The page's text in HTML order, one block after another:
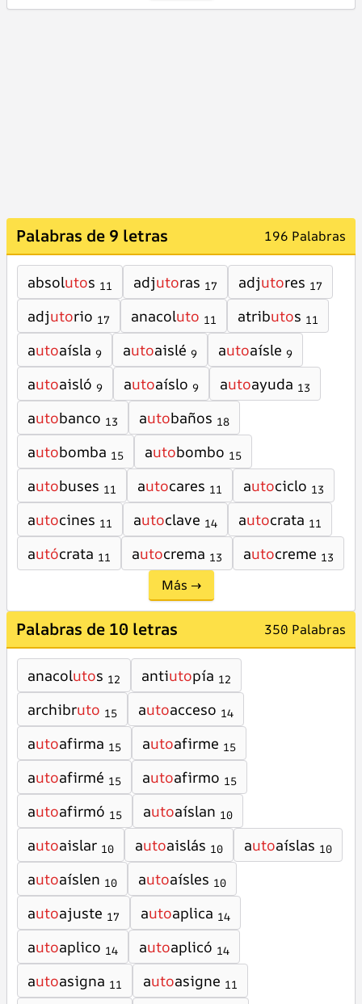
Palabras de 9 letras 196 Palabras
absolutos 11 adjutoras 17 adjutores 17
adjutorio 17 anacoluto 11 atributos 11
autoaísla 9 autoaislé 9 autoaísle 9
autoaisló 9 autoaíslo 9 autoayuda 13
autobanco 13 autobaños 18
autobomba 15 autobombo 15
autobuses 11 autocares 11 autociclo 13
autocines 11 autoclave 14 autocrata 11
autócrata 11 autocrema 13 autocreme 13
Más →
Palabras de 10 letras 350 Palabras
anacolutos 12 antiutopía 12
archibruto 15 autoacceso 14
autoafirma 15 autoafirme 15
autoafirmé 15 autoafirmo 15
autoafirmó 15 autoaíslan 10
autoaislar 10 autoaislás 10 autoaíslas 10
autoaíslen 10 autoaísles 10
autoajuste 17 autoaplica 14
autoaplico 14 autoaplicó 14
autoasigna 11 autoasigne 11